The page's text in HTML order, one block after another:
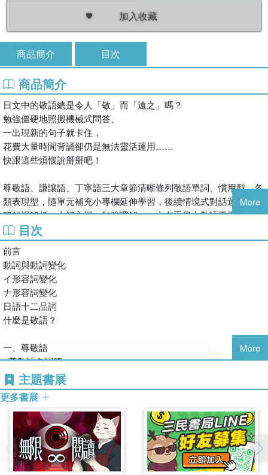
加入收藏
商品簡介 目次
商品簡介
日文中的敬語總是令人「敬」而「遠之」嗎？
勉強僵硬地照搬機械式問答、
一出現新的句子就卡住，
花費大量時間背誦卻仍是無法靈活運用……
快跟這些煩惱說掰掰吧！
尊敬語、謙讓語、丁寧語三大章節清晰條列敬語單詞、慣用型、各
類表現型，隨單元補充小專欄延伸學習，後續情境式對話運用與常
犯錯誤解析，由淺入深、加強理解，一本在手日文敬語不再複雜難
懂！
日本的敬語是學習日語的一大難點，但卻也是不容忽視的部分。敬
語又分為尊敬語、謙讓語和丁寧語，必須根據說話者、聽話者、與
話題中人物的尊卑上下關係、親疏遠近來使用，可以說對於初學者
而言是令人頭大且避之唯恐不及的。然而，若是能說好敬語，它便
能為你帶來更良好的交流與融洽的氣氛。
本書就敬語的表現形式、用法以及使用情況做說明，針對實用性較
強的用法重點式深入講解，並列舉一些錯誤的說法進行分析。章節
敬語這一道學習路途上的關卡。
【本書特色】
◆獨立區分尊敬語、謙讓語、丁寧語三大章節，方便讀者對照學習
◆詳細說明敬語的構成、單詞、慣用型，並附上生活化例句
More
目次
前言
動詞與動詞變化
イ形容詞變化
ナ形容詞變化
日語十二品詞
什麼是敬語？
一、尊敬語
●尊敬語名詞篇
構成尊敬語名詞的接頭語、接尾語
表示尊敬的固有名詞、代名詞
●尊敬語形容詞、形容動詞、副詞篇
お╱ご
●尊敬語動詞篇
いらっしゃる
More
主題書展
更多書展